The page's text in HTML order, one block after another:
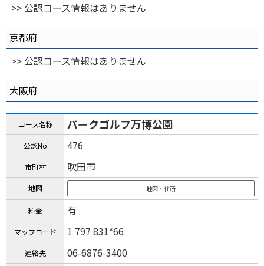
>> 公認コース情報はありません
京都府
>> 公認コース情報はありません
大阪府
コース名称 パークゴルフ万博公園
公認No 476
市町村 吹田市
地図 地図・住所
料金 有
マップコード 1 797 831*66
連絡先 06-6876-3400